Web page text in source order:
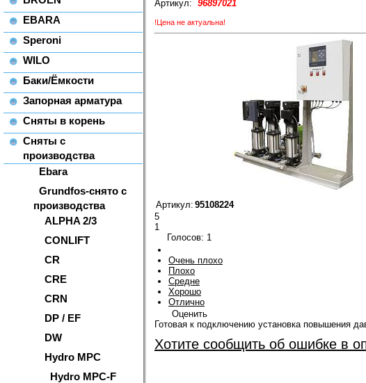
EBARA
Speroni
WILO
Баки/Ёмкости
Запорная арматура
Сняты в корень
Сняты с
производства
Ebara
Grundfos-снято с
производства
ALPHA 2/3
CONLIFT
CR
CRE
CRN
DP / EF
DW
Hydro MPC
Hydro MPC-F
Артикул: 96897021
!Цена не актуальна!
Артикул: 95108224
5
1
Голосов: 1
Очень плохо
Плохо
Средне
Хорошо
Отлично
Оценить
Готовая к подключению установка повышения
Хотите сообщить об ошибке в